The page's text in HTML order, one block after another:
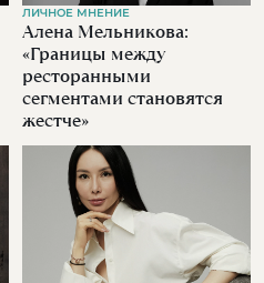
ЛИЧНОЕ МНЕНИЕ
Алена Мельникова:
«Границы между
ресторанными
сегментами становятся
жестче»